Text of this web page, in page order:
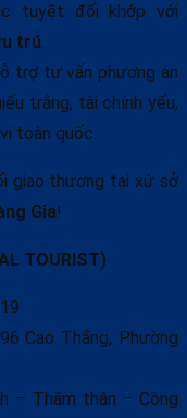
tuyệt đối khớp với
trú.
trợ tư vấn phương án
trắng, tài chính yếu,
toàn quốc.
giao thương tại xứ sở
Gia!
TOURIST)
Cao Thắng, Phường
– Thăm thân – Công